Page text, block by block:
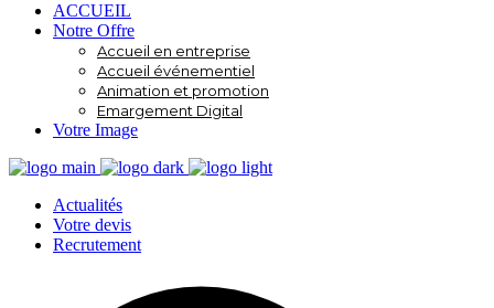
ACCUEIL
Notre Offre
Accueil en entreprise
Accueil événementiel
Animation et promotion
Emargement Digital
Votre Image
Actualités
Votre devis
Recrutement